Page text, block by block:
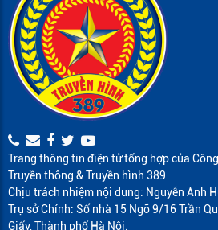
Trang thông tin điện tử tổng hợp của
Truyền thông & Truyền hình 389
Chịu trách nhiệm nội dung: Nguyễn Anh
Trụ sở Chính: Số nhà 15 Ngõ 9/16 Trần
Giấy, Thành phố Hà Nội.